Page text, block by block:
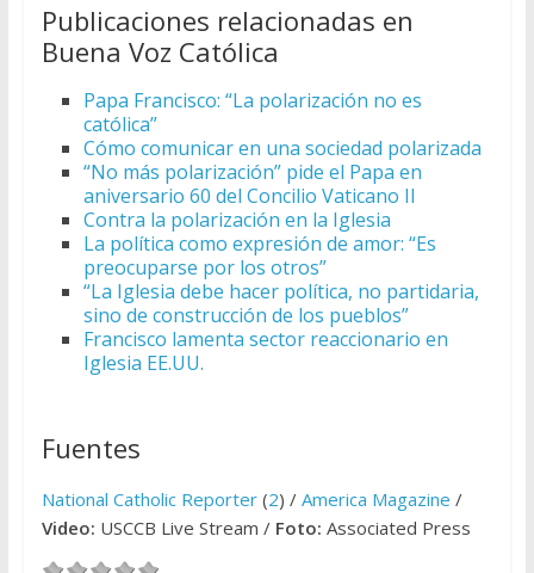
Publicaciones relacionadas en
Buena Voz Católica
Papa Francisco: “La polarización no es
católica”
Cómo comunicar en una sociedad polarizada
“No más polarización” pide el Papa en
aniversario 60 del Concilio Vaticano II
Contra la polarización en la Iglesia
La política como expresión de amor: “Es
preocuparse por los otros”
“La Iglesia debe hacer política, no partidaria,
sino de construcción de los pueblos”
Francisco lamenta sector reaccionario en
Iglesia EE.UU.
Fuentes
National Catholic Reporter(2) / America Magazine /
Video: USCCB Live Stream / Foto: Associated Press